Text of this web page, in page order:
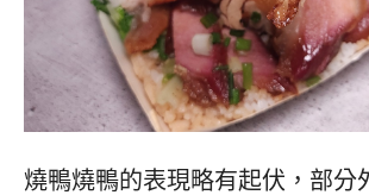
燒鴨燒鴨的表現略有起伏，部分